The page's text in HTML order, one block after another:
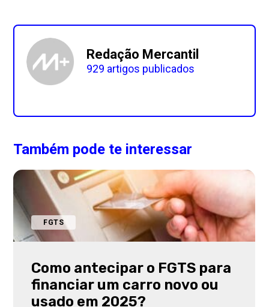
Redação Mercantil
929 artigos publicados
Também pode te interessar
FGTS
Como antecipar o FGTS para
financiar um carro novo ou
usado em 2025?